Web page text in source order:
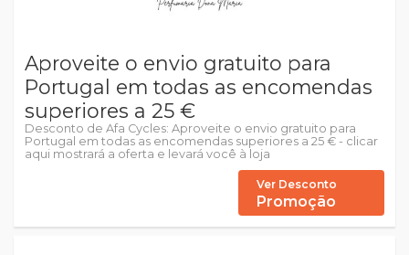
Aproveite o envio gratuito para
Portugal em todas as encomendas
superiores a 25 €
Desconto de Afa Cycles: Aproveite o envio gratuito para
Portugal em todas as encomendas superiores a 25 € - clicar
aqui mostrará a oferta e levará você à loja
Ver Desconto
Promoção